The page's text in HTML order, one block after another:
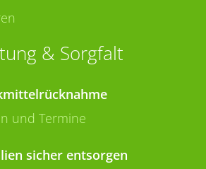
& Sorgfalt
und Termine
sicher entsorgen